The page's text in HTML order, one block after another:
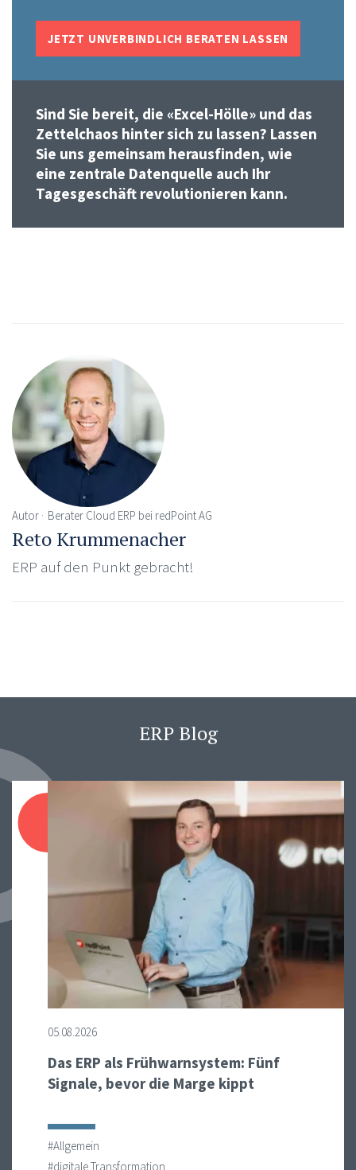
JETZT UNVERBINDLICH BERATEN LASSEN
Sind Sie bereit, die «Excel-Hölle» und das
Zettelchaos hinter sich zu lassen? Lassen
Sie uns gemeinsam herausfinden, wie
eine zentrale Datenquelle auch Ihr
Tagesgeschäft revolutionieren kann.
Autor Berater Cloud ERP bei redPoint AG
Reto Krummenacher
ERP auf den Punkt gebracht!
ERP Blog
05.08.2026
Das ERP als Frühwarnsystem: Fünf
Signale, bevor die Marge kippt
#Allgemein
#digitale Transformation